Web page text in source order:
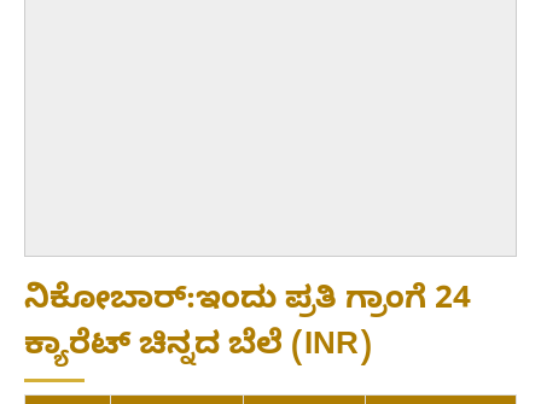
ನಿಕೋಬಾರ್:ಇಂದು ಪ್ರತಿ ಗ್ರಾಂಗೆ 24
ಕ್ಯಾರೆಟ್ ಚಿನ್ನದ ಬೆಲೆ (INR)